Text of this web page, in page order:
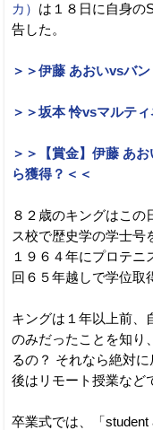
カ） は１８日に自身の
告した。
＞＞伊藤 あおいvsバ
＞＞坂本 怜vsマルテ
＞＞【賞金】伊藤 あ
ら獲得？＜＜
８２歳のキングはこの
ス校で歴史学の学士号
１９６４年にプロテ
回６５年越しで学位取
キングは１年以上前、
のみだったことを知り
るの？ それなら絶対
後はリモート授業など
卒業式では、「